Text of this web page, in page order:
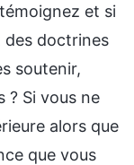
et si
des doctrines
soutenir,
? Si vous ne
alors que
que vous